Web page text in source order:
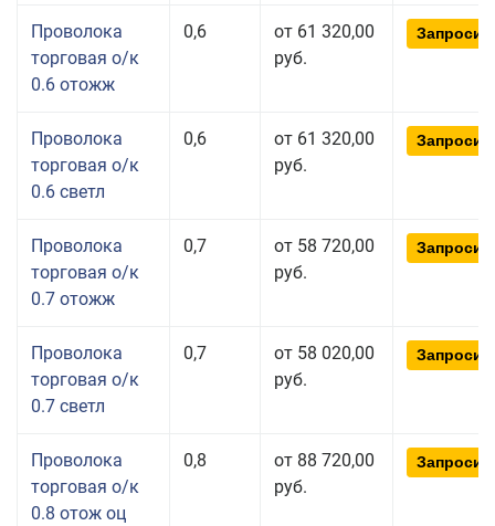
Проволока
торговая о/к
0.6 отожж
0,6
от 61 320,00
руб.
Проволока
торговая о/к
0.6 светл
0,6
от 61 320,00
руб.
Проволока
торговая о/к
0.7 отожж
0,7
от 58 720,00
руб.
Проволока
торговая о/к
0.7 светл
0,7
от 58 020,00
руб.
Проволока
торговая о/к
0.8 отож оц
0,8
от 88 720,00
руб.